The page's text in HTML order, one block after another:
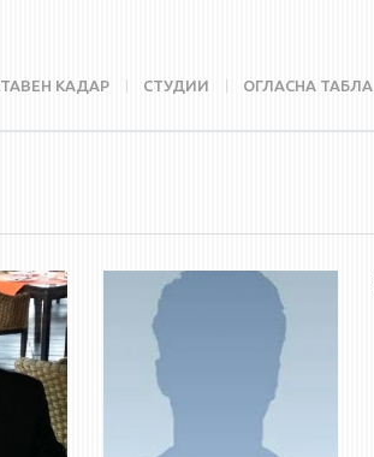
КАДАР СТУДИИ ОГЛАСНА ТАБЛА